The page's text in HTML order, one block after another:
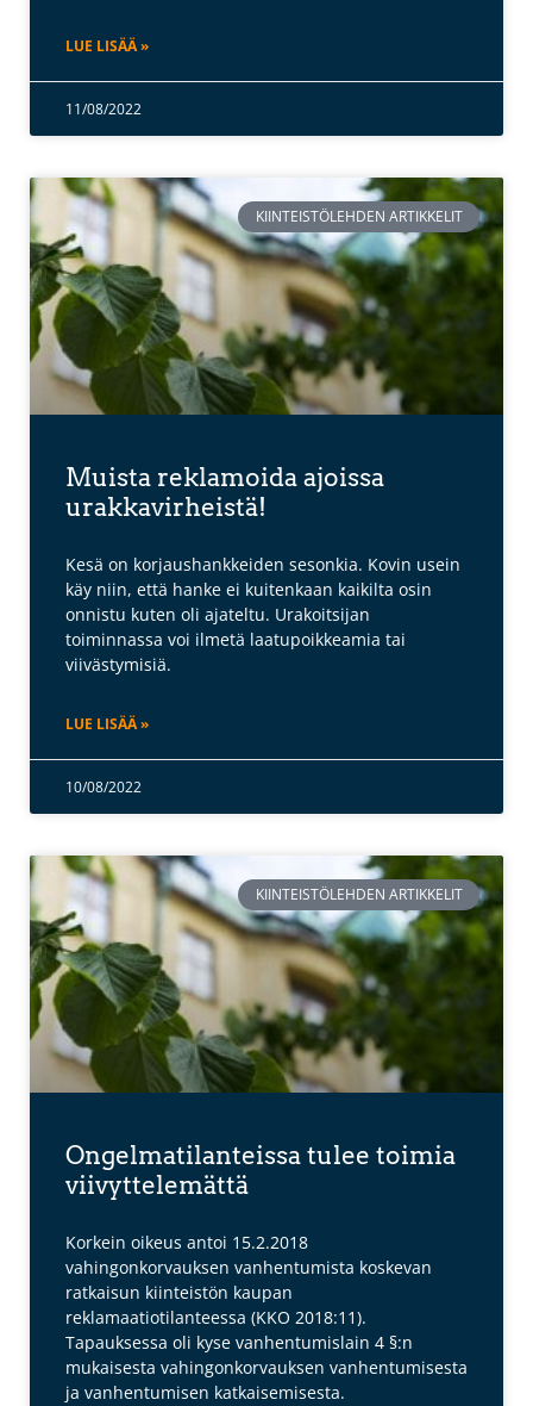
LUE LISÄÄ »
11/08/2022
KIINTEISTÖLEHDEN ARTIKKELIT
Muista reklamoida ajoissa
urakkavirheistä!
Kesä on korjaushankkeiden sesonkia. Kovin usein
käy niin, että hanke ei kuitenkaan kaikilta osin
onnistu kuten oli ajateltu. Urakoitsijan
toiminnassa voi ilmetä laatupoikkeamia tai
viivästymisiä.
LUE LISÄÄ »
10/08/2022
KIINTEISTÖLEHDEN ARTIKKELIT
Ongelmatilanteissa tulee toimia
viivyttelemättä
Korkein oikeus antoi 15.2.2018
vahingonkorvauksen vanhentumista koskevan
ratkaisun kiinteistön kaupan
reklamaatiotilanteessa (KKO 2018:11).
Tapauksessa oli kyse vanhentumislain 4 §:n
mukaisesta vahingonkorvauksen vanhentumisesta
ja vanhentumisen katkaisemisesta.